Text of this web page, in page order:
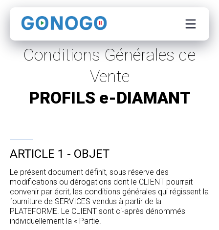
Conditions Générales de
Vente
PROFILS e-DIAMANT
ARTICLE 1 - OBJET
Le présent document définit, sous réserve des
modifications ou dérogations dont le CLIENT pourrait
convenir par écrit, les conditions générales qui régissent la
fourniture de SERVICES vendus à partir de la
PLATEFORME. Le CLIENT sont ci-après dénommés
individuellement la « Partie.